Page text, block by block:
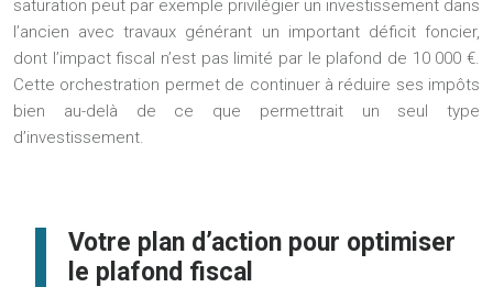
saturation peut par exemple privilégier un investissement dans
l’ancien avec travaux générant un important déficit foncier,
dont l’impact fiscal n’est pas limité par le plafond de 10 000 €.
Cette orchestration permet de continuer à réduire ses impôts
bien au-delà de ce que permettrait un seul type
d’investissement.
Votre plan d’action pour optimiser
le plafond fiscal